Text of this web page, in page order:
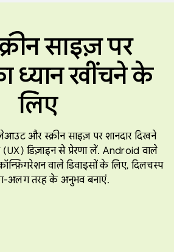
साइज़ पर
ध्यान खींचने के
लिए
और स्क्रीन साइज़ पर शानदार दिखने
(UX) डिज़ाइन से प्रेरणा लें. Android वाले
वाले डिवाइसों के लिए, दिलचस्प
अलग तरह के अनुभव बनाएं.